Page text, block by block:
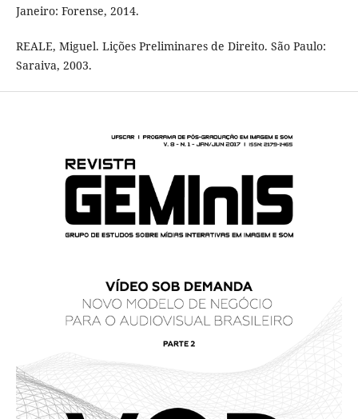
Janeiro: Forense, 2014.
REALE, Miguel. Lições Preliminares de Direito. São Paulo:
Saraiva, 2003.